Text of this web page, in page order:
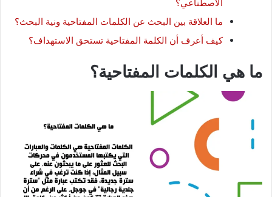
الاصطناعي؟
ما العلاقة بين البحث عن الكلمات المفتاحية ونية البحث؟
كيف أعرف أن الكلمة المفتاحية تستحق الاستهداف؟
ما هي الكلمات المفتاحية؟